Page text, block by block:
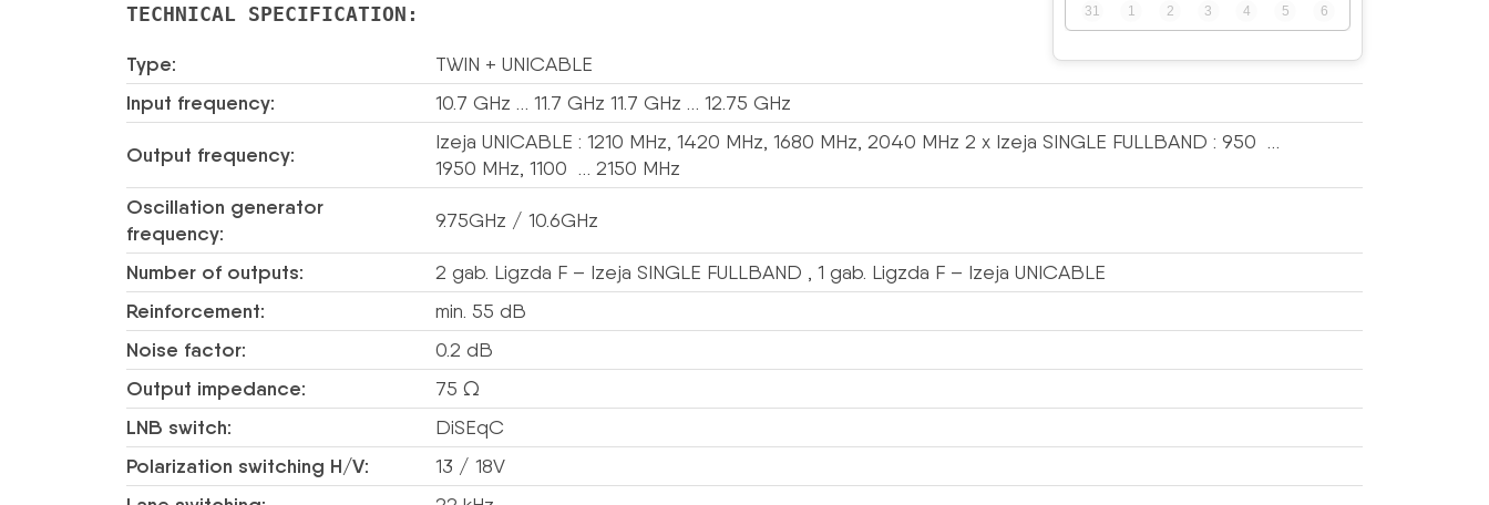
31
1 2 3 4 5 6
TECHNICAL SPECIFICATION:
Type: TWIN + UNICABLE
Input frequency: 10.7 GHz … 11.7 GHz 11.7 GHz … 12.75 GHz
Output frequency:
Izeja UNICABLE : 1210 MHz, 1420 MHz, 1680 MHz, 2040 MHz 2 x Izeja SINGLE FULLBAND : 950 …
1950 MHz, 1100 … 2150 MHz
Oscillation generator
frequency:
9.75GHz / 10.6GHz
Number of outputs: 2 gab. Ligzda F – Izeja SINGLE FULLBAND , 1 gab. Ligzda F – Izeja UNICABLE
Reinforcement: min. 55 dB
Noise factor: 0.2 dB
Output impedance: 75 Ω
LNB switch: DiSEqC
Polarization switching H/V: 13 / 18V